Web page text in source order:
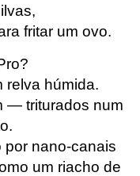
fritar um ovo.
relva húmida.
— triturados num
nano-canais
um riacho de